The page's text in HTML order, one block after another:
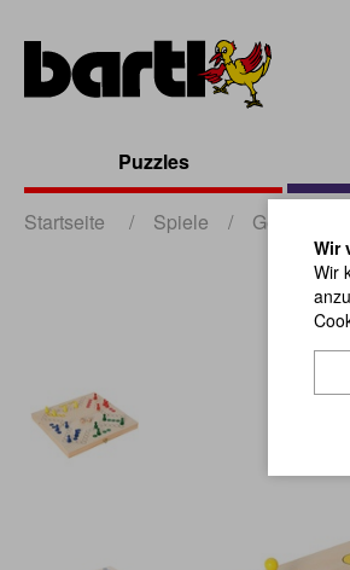
Puzzles
Startseite / Spiele /
Wir
Wir